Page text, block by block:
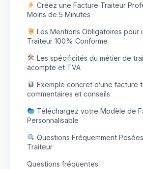
Créez une Facture Traiteur
Moins de 5 Minutes
Les Mentions Obligatoires pour
Traiteur 100% Conforme
Les spécificités du métier de
acompte et TVA
Exemple concret d’une facture
commentaires et conseils
Téléchargez votre Modèle de
Personnalisable
Questions Fréquemment
Traiteur
Questions fréquentes